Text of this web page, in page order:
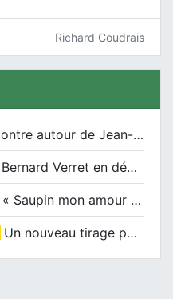
Richard Coudrais
Une rencontre autour de Jean-Claude Suaudeau
Bernard Verret en dédicaces le samedi 13 décembre à l’Espace Culturel Atlantis
« Saupin mon amour » au salon du livre de Trentemoult
Un nouveau tirage pour le Docu-BD